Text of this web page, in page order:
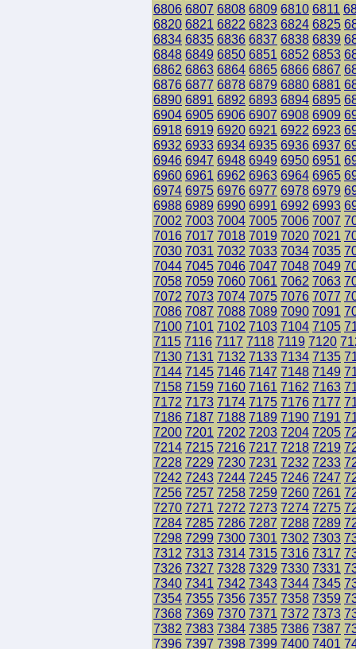
6806 6807 6808 6809 6810 6811
6820 6821 6822 6823 6824 6825
6834 6835 6836 6837 6838 6839
6848 6849 6850 6851 6852 6853
6862 6863 6864 6865 6866 6867
6876 6877 6878 6879 6880 6881
6890 6891 6892 6893 6894 6895
6904 6905 6906 6907 6908 6909
6918 6919 6920 6921 6922 6923
6932 6933 6934 6935 6936 6937
6946 6947 6948 6949 6950 6951
6960 6961 6962 6963 6964 6965
6974 6975 6976 6977 6978 6979
6988 6989 6990 6991 6992 6993
7002 7003 7004 7005 7006 7007
7016 7017 7018 7019 7020 7021
7030 7031 7032 7033 7034 7035
7044 7045 7046 7047 7048 7049
7058 7059 7060 7061 7062 7063
7072 7073 7074 7075 7076 7077
7086 7087 7088 7089 7090 7091
7100 7101 7102 7103 7104 7105
7115 7116 7117 7118 7119 7120
7130 7131 7132 7133 7134 7135
7144 7145 7146 7147 7148 7149
7158 7159 7160 7161 7162 7163
7172 7173 7174 7175 7176 7177
7186 7187 7188 7189 7190 7191
7200 7201 7202 7203 7204 7205
7214 7215 7216 7217 7218 7219
7228 7229 7230 7231 7232 7233
7242 7243 7244 7245 7246 7247
7256 7257 7258 7259 7260 7261
7270 7271 7272 7273 7274 7275
7284 7285 7286 7287 7288 7289
7298 7299 7300 7301 7302 7303
7312 7313 7314 7315 7316 7317
7326 7327 7328 7329 7330 7331
7340 7341 7342 7343 7344 7345
7354 7355 7356 7357 7358 7359
7368 7369 7370 7371 7372 7373
7382 7383 7384 7385 7386 7387
7396 7397 7398 7399 7400 7401